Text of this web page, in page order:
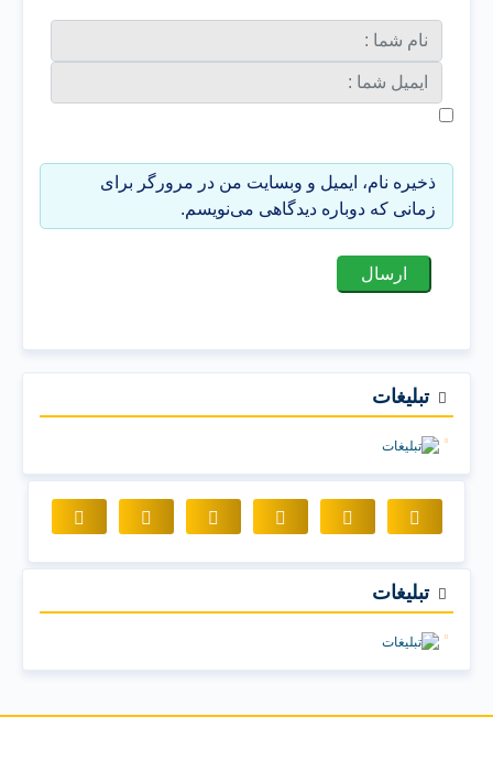
ذخیره نام، ایمیل و وبسایت من در مرورگر برای
زمانی که دوباره دیدگاهی می‌نویسم.
تبلیغات
تبلیغات